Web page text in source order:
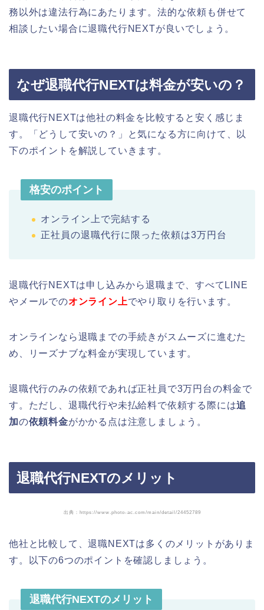
務以外は違法行為にあたります。法的な依頼も併せて
相談したい場合に退職代行NEXTが良いでしょう。
なぜ退職代行NEXTは料金が安いの？
退職代行NEXTは他社の料金を比較すると安く感じま
す。「どうして安いの？」と気になる方に向けて、以
下のポイントを解説していきます。
格安のポイント
オンライン上で完結する
正社員の退職代行に限った依頼は3万円台
退職代行NEXTは申し込みから退職まで、すべてLINE
やメールでのオンライン上でやり取りを行います。
オンラインなら退職までの手続きがスムーズに進むた
め、リーズナブな料金が実現しています。
退職代行のみの依頼であれば正社員で3万円台の料金で
す。ただし、退職代行や未払給料で依頼する際には追
加の依頼料金がかかる点は注意しましょう。
退職代行NEXTのメリット
出典：https://www.photo-ac.com/main/detail/24452789
他社と比較して、退職NEXTは多くのメリットがありま
す。以下の6つのポイントを確認しましょう。
退職代行NEXTのメリット